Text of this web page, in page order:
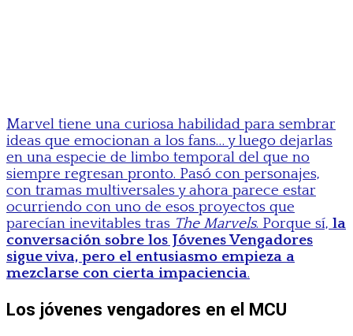
Marvel tiene una curiosa habilidad para sembrar
ideas que emocionan a los fans… y luego dejarlas
en una especie de limbo temporal del que no
siempre regresan pronto. Pasó con personajes,
con tramas multiversales y ahora parece estar
ocurriendo con uno de esos proyectos que
parecían inevitables tras The Marvels. Porque sí, la
conversación sobre los Jóvenes Vengadores
sigue viva, pero el entusiasmo empieza a
mezclarse con cierta impaciencia.
Los jóvenes vengadores en el MCU